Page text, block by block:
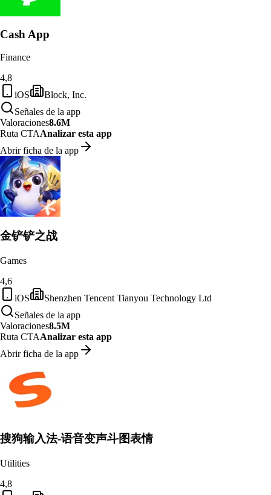
Cash App
Finance
4,8
iOS
Block, Inc.
Señales de la app
Valoraciones8.6M
Ruta CTAAnalizar esta app
Abrir ficha de la app
金铲铲之战
Games
4,6
iOS
Shenzhen Tencent Tianyou Technology Ltd
Señales de la app
Valoraciones8.5M
Ruta CTAAnalizar esta app
Abrir ficha de la app
搜狗输入法-语音变声斗图表情
Utilities
4,8